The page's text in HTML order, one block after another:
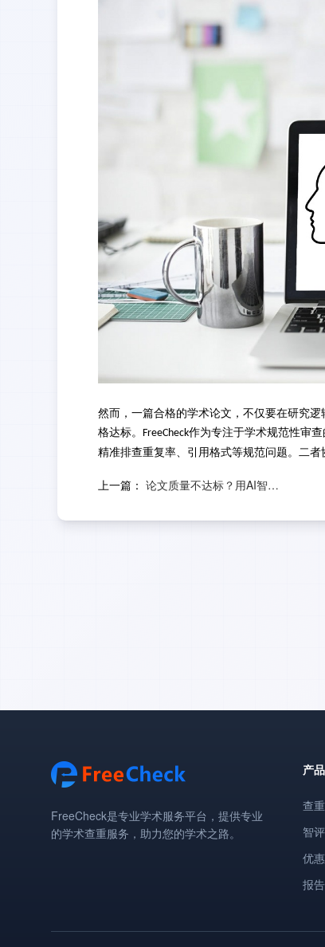
然而，一篇合格的学术论文，不仅要在研究逻
格达标。 FreeCheck作为专注于学术规范性审查
精准排查重复率、引用格式等规范问题。二
上一篇： 论文质量不达标？用AI智评轻松搞定！
FreeCheck是专业学术服务平台，提供专业
的学术查重服务，助力您的学术之路。
产
查
智
优
报